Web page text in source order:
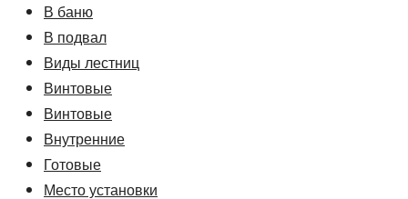
В баню
В подвал
Виды лестниц
Винтовые
Винтовые
Внутренние
Готовые
Место установки